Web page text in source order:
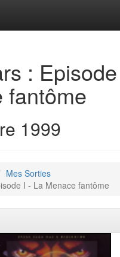
:
fantôme
1999
Mes Sorties
I - La Menace fantôme